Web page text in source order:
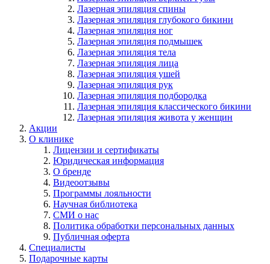
Лазерная эпиляция спины
Лазерная эпиляция глубокого бикини
Лазерная эпиляция ног
Лазерная эпиляция подмышек
Лазерная эпиляция тела
Лазерная эпиляция лица
Лазерная эпиляция ушей
Лазерная эпиляция рук
Лазерная эпиляция подбородка
Лазерная эпиляция классического бикини
Лазерная эпиляция живота у женщин
Акции
О клинике
Лицензии и сертификаты
Юридическая информация
О бренде
Видеоотзывы
Программы лояльности
Научная библиотека
СМИ о нас
Политика обработки персональных данных
Публичная оферта
Специалисты
Подарочные карты